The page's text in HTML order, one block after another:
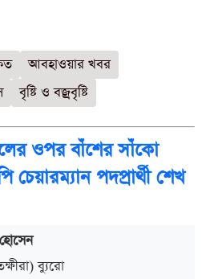
আবহাওয়ার খবর
বৃষ্টি ও বজ্রবৃষ্টি
ওপর বাঁশের সাঁকো
চেয়ারম্যান পদপ্রার্থী শেখ
ব্যুরো